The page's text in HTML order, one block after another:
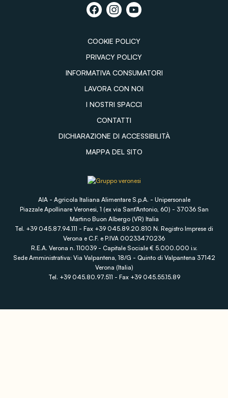
COOKIE POLICY
PRIVACY POLICY
INFORMATIVA CONSUMATORI
LAVORA CON NOI
I NOSTRI SPACCI
CONTATTI
DICHIARAZIONE DI ACCESSIBILITÀ
MAPPA DEL SITO
AIA - Agricola Italiana Alimentare S.p.A. - Unipersonale
Piazzale Apollinare Veronesi, 1 (ex via Sant'Antonio, 60) - 37036 San
Martino Buon Albergo (VR) Italia
Tel. +39 045.87.94.111 - Fax +39 045.89.20.810 N. Registro Imprese di
Verona e C.F. e P.IVA 00233470236
R.E.A. Verona n. 110039 - Capitale Sociale € 5.000.000 i.v.
Sede Amministrativa: Via Valpantena, 18/G - Quinto di Valpantena 37142
Verona (Italia)
Tel. +39 045.80.97.511 - Fax +39 045.55.15.89